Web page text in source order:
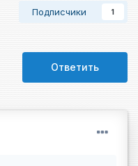
Подписчики 1
Ответить